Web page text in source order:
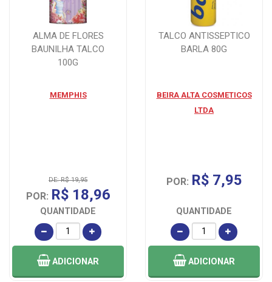
ALMA DE FLORES
BAUNILHA TALCO
100G
MEMPHIS
DE: R$ 19,95
POR: R$ 18,96
QUANTIDADE
ADICIONAR
TALCO ANTISSEPTICO
BARLA 80G
BEIRA ALTA COSMETICOS
LTDA
POR: R$ 7,95
QUANTIDADE
ADICIONAR